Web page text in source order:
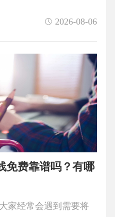
2026-08-06
免费靠谱吗？有哪
家经常会遇到需要将